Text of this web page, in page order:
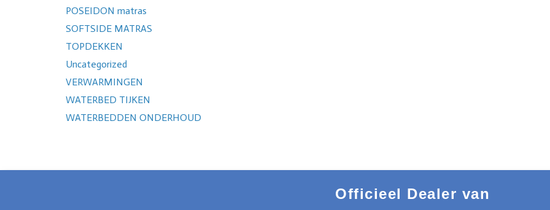
POSEIDON matras
SOFTSIDE MATRAS
TOPDEKKEN
Uncategorized
VERWARMINGEN
WATERBED TIJKEN
WATERBEDDEN ONDERHOUD
Officieel Dealer van